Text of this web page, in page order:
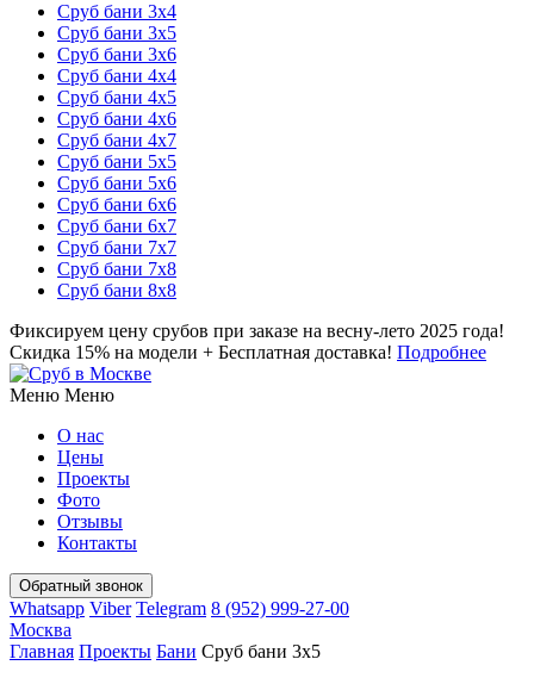
Сруб бани 3х4
Сруб бани 3х5
Сруб бани 3х6
Сруб бани 4х4
Сруб бани 4х5
Сруб бани 4х6
Сруб бани 4х7
Сруб бани 5х5
Сруб бани 5х6
Сруб бани 6х6
Сруб бани 6х7
Сруб бани 7х7
Сруб бани 7х8
Сруб бани 8х8
Фиксируем цену срубов при заказе на весну-лето 2025 года!
Скидка 15% на модели + Бесплатная доставка! Подробнее
Меню Меню
О нас
Цены
Проекты
Фото
Отзывы
Контакты
Whatsapp Viber Telegram 8 (952) 999-27-00
Москва
Главная Проекты Бани Сруб бани 3х5